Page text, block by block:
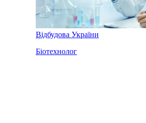
Відбудова України
Біотехнолог